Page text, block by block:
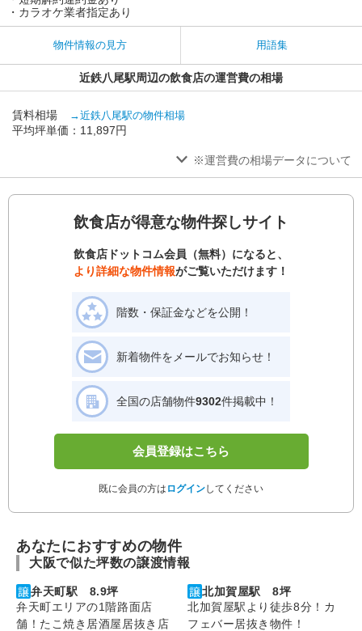
・カラオケ業者指定あり
物件情報の見方 用語集
近鉄八尾駅周辺の飲食店の運営費の相場
賃料相場 →近鉄八尾駅の物件相場
平均坪単価：11,897円
※運営費の相場データについて
飲食店が得意な物件探しサイト
飲食店ドットコム会員（無料）になると、
より詳細な物件情報がご覧いただけます！
階数・保証金などを公開！
新着物件をメールでお知らせ！
全国の店舗物件9302件掲載中！
会員登録はこちら
既に会員の方は ログインしてください
あなたにおすすめの物件
大阪で似た坪数の譲渡情報
弁天町駅 8.9坪
弁天町エリアの1階路面店
舗！たこ焼き居酒屋居抜き店
北加賀屋駅 8坪
北加賀屋駅より徒歩8分！カ
フェバー居抜き物件！